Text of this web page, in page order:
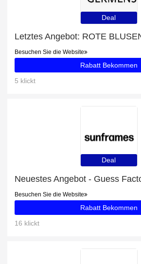
Deal
Besuchen Sie die Website
Rabatt Bekommen
5 klickt
Deal
Besuchen Sie die Website
Rabatt Bekommen
16 klickt